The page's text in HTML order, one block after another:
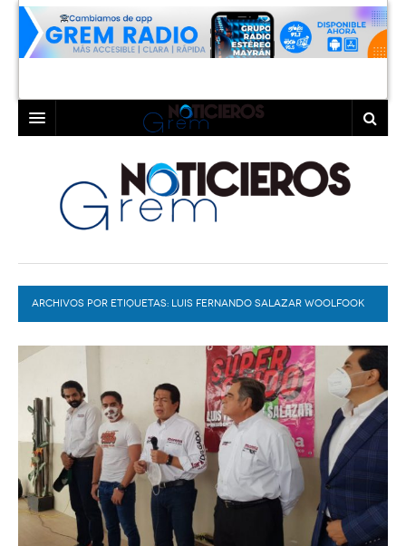
LAGUNA
TORREÓN
GÓMEZ PALACIO
LERDO
COAHUILA
DURANGO
DEPORTES
EXA
EL EXACTO
EXA INFORMA
GLOBO
CONTEXTOS
TRAYECTO LAGUNA
A MEDIA MAÑANA
DIÁLOGOS CON LA HISTORIA
TWEETS AND BEATS
LA MEJOR 97.1 ESTÉREO GALLITO
COLABORADORES
PC29
ACTUALIDADES GREM
ARCHIVOS POR ETIQUETAS: LUIS FERNANDO SALAZAR WOOLFOOK